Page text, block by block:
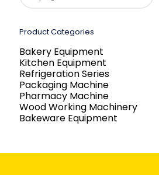
Product Categories
Bakery Equipment
Kitchen Equipment
Refrigeration Series
Packaging Machine
Pharmacy Machine
Wood Working Machinery
Bakeware Equipment